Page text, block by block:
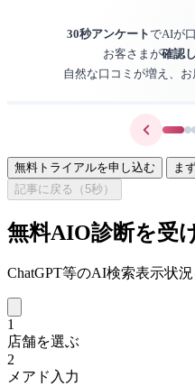
30秒アンケートでAIが
お客さまが確認
自然な口コミが増え、お
無料トライアルを申し込む
ま
記事に戻る（ 5秒）
無料AIO診断を受
ChatGPT等のAI検索表示状
1
店舗を選ぶ
2
メアド入力